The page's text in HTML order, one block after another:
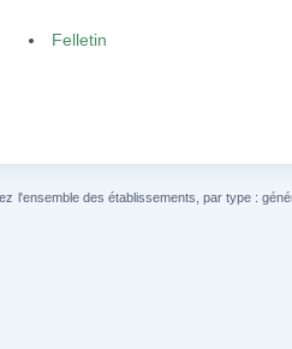
Felletin
des établissements, par type :